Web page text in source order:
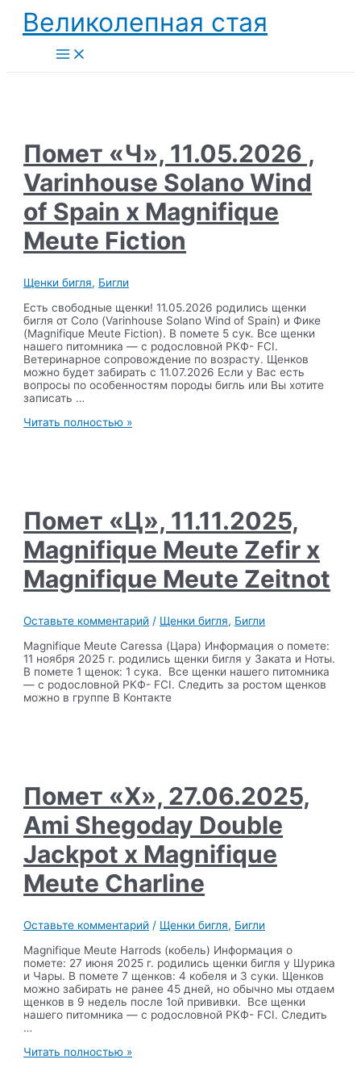
Перейти
содержимому
Великолепная стая
Main
Menu
Помет «Ч», 11.05.2026 ,
Varinhouse Solano Wind
of Spain x Magnifique
Meute Fiction
Щенки бигля, Бигли
Есть свободные щенки! 11.05.2026 родились щенки
бигля от Соло (Varinhouse Solano Wind of Spain) и Фике
(Magnifique Meute Fiction). В помете 5 сук. Все щенки
нашего питомника — с родословной РКФ- FCI.
Ветеринарное сопровождение по возрасту. Щенков
можно будет забирать с 11.07.2026 Если у Вас есть
вопросы по особенностям породы бигль или Вы хотите
записать …
Помет
of
Spain
x
Magnifique
Meute
Fiction
Читать полностью »
Помет «Ц», 11.11.2025,
Magnifique Meute Zefir х
Magnifique Meute Zeitnot
Оставьте комментарий / Щенки бигля, Бигли
Magnifique Meute Caressa (Цара) Информация о помете:
11 ноября 2025 г. родились щенки бигля у Заката и Ноты.
В помете 1 щенок: 1 сука. Все щенки нашего питомника
— с родословной РКФ- FCI. Следить за ростом щенков
можно в группе В Контакте
Помет «Х», 27.06.2025,
Ami Shegoday Double
Jackpot х Magnifique
Meute Charline
Оставьте комментарий / Щенки бигля, Бигли
Magnifique Meute Harrods (кобель) Информация о
помете: 27 июня 2025 г. родились щенки бигля у Шурика
и Чары. В помете 7 щенков: 4 кобеля и 3 суки. Щенков
можно забирать не ранее 45 дней, но обычно мы отдаем
щенков в 9 недель после 1ой прививки. Все щенки
нашего питомника — с родословной РКФ- FCI. Следить
…
Помет
Читать полностью »